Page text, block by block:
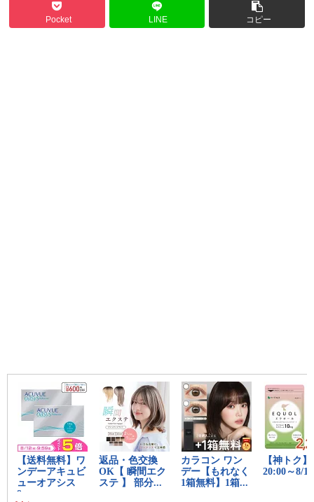
Pocket LINE コピー